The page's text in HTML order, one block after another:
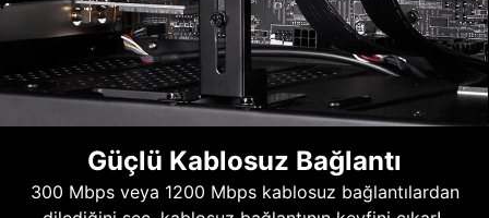
Güçlü Kablosuz Bağlantı
300 Mbps veya 1200 Mbps kablosuz bağlantılardan